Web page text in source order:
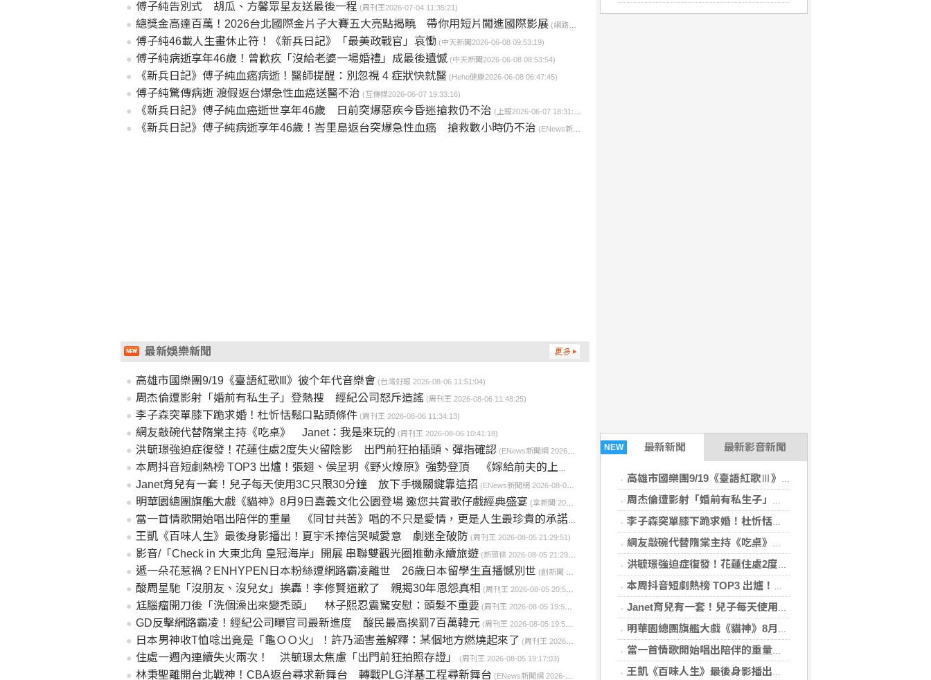
NEW 最新新聞 最新影音新聞
高雄市國樂團9/19《臺語紅歌Ⅲ》彼个年代音樂會
周杰倫遭影射「婚前有私生子」登熱搜 經紀公司怒斥造謠
李子森突單膝下跪求婚！杜忻恬鬆口點頭條件
網友敲碗代替隋棠主持《吃桌》 Janet：我是來玩的
洪毓璟強迫症復發！花蓮住處2度失火留陰影 出門前狂拍插頭、彈指確認
本周抖音短劇熱榜 TOP3 出爐！張翅、侯呈玥《野火燎原》強勢登頂 《嫁給前夫的上司後》大女主逆襲爆紅
Janet育兒有一套！兒子每天使用3C只限30分鐘 放下手機關鍵靠這招
明華園總團旗艦大戲《貓神》8月9日嘉義文化公園登場 邀您共賞歌仔戲經典盛宴
當一首情歌開始唱出陪伴的重量 《同甘共苦》唱的不只是愛情，更是人生最珍貴的承諾
王凱《百味人生》最後身影播出！夏宇禾捧信哭喊愛意 劇迷全破防
傅子純告別式 胡瓜、方馨眾星友送最後一程 (周刊王2026-07-04 11:35:21)
總獎金高達百萬！2026台北國際金片子大賽五大亮點揭曉 帶你用短片闖進國際影展 (網路溫度計2026-06-16 15:00:00)
傅子純46載人生畫休止符！《新兵日記》「最美政戰官」哀慟 (中天新聞2026-06-08 09:53:19)
傅子純病逝享年46歲！曾歉疚「沒給老婆一場婚禮」成最後遺憾 (中天新聞2026-06-08 08:53:54)
《新兵日記》傅子純血癌病逝！醫師提醒：別忽視 4 症狀快就醫 (Heho健康2026-06-08 06:47:45)
傅子純驚傳病逝 渡假返台爆急性血癌送醫不治 (互傳媒2026-06-07 19:33:16)
《新兵日記》傅子純血癌逝世享年46歲 日前突爆惡疾今昏迷搶救仍不治 (上報2026-06-07 18:31:00)
《新兵日記》傅子純病逝享年46歲！峇里島返台突爆急性血癌 搶救數小時仍不治 (ENews新聞網2026-06-07 18:30:03)
最新娛樂新聞
高雄市國樂團9/19《臺語紅歌Ⅲ》彼个年代音樂會 (台灣好報 2026-08-06 11:51:04)
周杰倫遭影射「婚前有私生子」登熱搜 經紀公司怒斥造謠 (周刊王 2026-08-06 11:48:25)
李子森突單膝下跪求婚！杜忻恬鬆口點頭條件 (周刊王 2026-08-06 11:34:13)
網友敲碗代替隋棠主持《吃桌》 Janet：我是來玩的 (周刊王 2026-08-06 10:41:18)
洪毓璟強迫症復發！花蓮住處2度失火留陰影 出門前狂拍插頭、彈指確認 (ENews新聞網 2026-08-06 09:10:02)
本周抖音短劇熱榜 TOP3 出爐！張翅、侯呈玥《野火燎原》強勢登頂 《嫁給前夫的上司後》大女主逆襲爆紅
Janet育兒有一套！兒子每天使用3C只限30分鐘 放下手機關鍵靠這招 (ENews新聞網 2026-08-06 08:50:04)
明華園總團旗艦大戲《貓神》8月9日嘉義文化公園登場 邀您共賞歌仔戲經典盛宴 (享新聞 2026-08-06 07:49:59)
當一首情歌開始唱出陪伴的重量 《同甘共苦》唱的不只是愛情，更是人生最珍貴的承諾 (創新聞 2026-08-06 00:12:06)
王凱《百味人生》最後身影播出！夏宇禾捧信哭喊愛意 劇迷全破防 (周刊王 2026-08-05 21:29:51)
影音/「Check in 大東北角 皇冠海岸」開展 串聯雙觀光圈推動永續旅遊 (新頭條 2026-08-05 21:29:12)
遞一朵花惹禍？ENHYPEN日本粉絲遭網路霸凌離世 26歲日本留學生直播憾別世 (創新聞 2026-08-05 21:03:54)
酸周星馳「沒朋友、沒兒女」挨轟！李修賢道歉了 親揭30年恩怨真相 (周刊王 2026-08-05 20:55:18)
尪腦瘤開刀後「洗個澡出來變禿頭」 林子熙忍震驚安慰：頭髮不重要 (周刊王 2026-08-05 19:54:01)
GD反擊網路霸凌！經紀公司曝官司最新進度 酸民最高挨罰7百萬韓元 (周刊王 2026-08-05 19:50:10)
日本男神收T恤唸出竟是「龜ＯＯ火」！許乃涵害羞解釋：某個地方燃燒起來了 (周刊王 2026-08-05 19:26:49)
住處一週內連續失火兩次！ 洪毓璟太焦慮「出門前狂拍照存證」 (周刊王 2026-08-05 19:17:03)
林秉聖離開台北戰神！CBA返台尋求新舞台 轉戰PLG洋基工程尋新舞台 (ENews新聞網 2026-08-05 18:40:03)